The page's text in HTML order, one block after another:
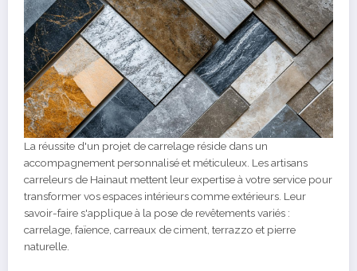
La réussite d'un projet de carrelage réside dans un
accompagnement personnalisé et méticuleux. Les artisans
carreleurs de Hainaut mettent leur expertise à votre service pour
transformer vos espaces intérieurs comme extérieurs. Leur
savoir-faire s'applique à la pose de revêtements variés :
carrelage, faïence, carreaux de ciment, terrazzo et pierre
naturelle.